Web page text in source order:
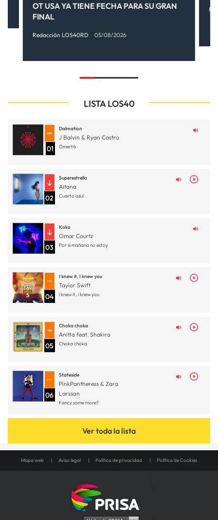
OT USA YA TIENE FECHA PARA SU GRAN
FINAL
Redacción LOS40RD 05/08/2026
LISTA LOS40
01
Dalmation
J Balvin & Ryan Castro
Omertá
02
Superestrella
Aitana
Cuarto azul
03
Koko
Omar Courtz
Por si mañana no estoy
04
I knew it, I knew you
Taylor Swift
I knew it, i knew you
05
Choka choka
Anitta feat. Shakira
Choka choka
06
Stateside
PinkPantheress & Zara
Larsson
Fancy some more?
Ver toda la lista
Mapa web Aviso legal Política de privacidad Política de Cookies